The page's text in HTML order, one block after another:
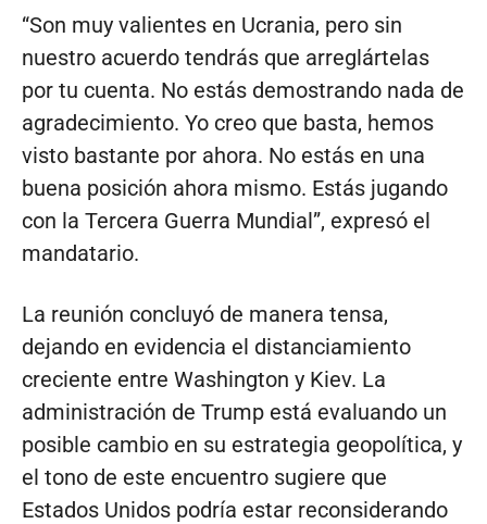
“Son muy valientes en Ucrania, pero sin
nuestro acuerdo tendrás que arreglártelas
por tu cuenta. No estás demostrando nada de
agradecimiento. Yo creo que basta, hemos
visto bastante por ahora. No estás en una
buena posición ahora mismo. Estás jugando
con la Tercera Guerra Mundial”, expresó el
mandatario.
La reunión concluyó de manera tensa,
dejando en evidencia el distanciamiento
creciente entre Washington y Kiev. La
administración de Trump está evaluando un
posible cambio en su estrategia geopolítica, y
el tono de este encuentro sugiere que
Estados Unidos podría estar reconsiderando